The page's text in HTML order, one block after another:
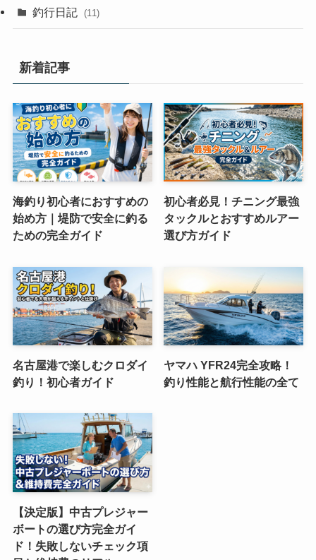
釣行日記 (11)
新着記事
海釣り初心者におすすめの
始め方｜堤防で安全に釣る
ための完全ガイド
初心者必見！チニング最強
タックルとおすすめルアー
選び方ガイド
名古屋港で楽しむクロダイ
釣り！初心者ガイド
ヤマハ YFR24完全攻略！
釣り性能と航行性能の全て
【決定版】中古プレジャー
ボートの選び方完全ガイ
ド！失敗しないチェック項